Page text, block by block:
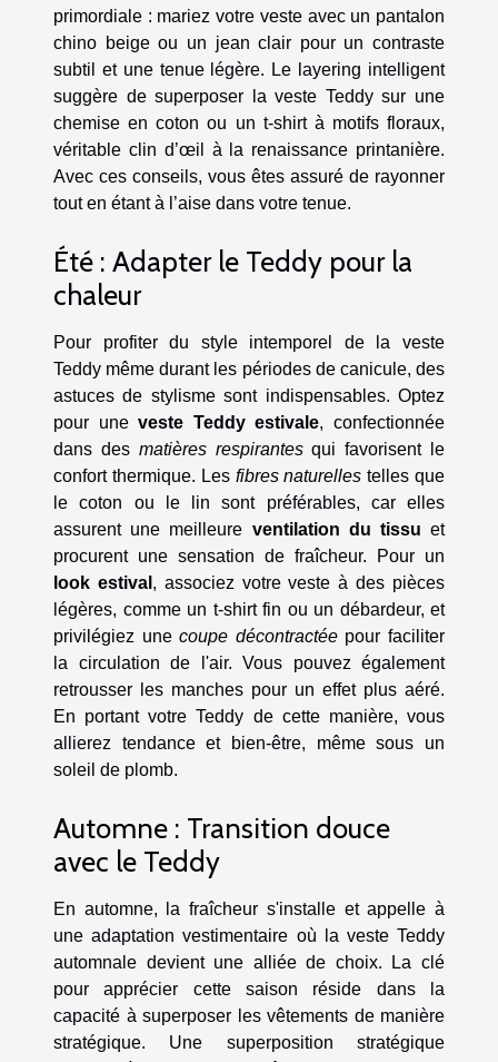
primordiale : mariez votre veste avec un pantalon
chino beige ou un jean clair pour un contraste
subtil et une tenue légère. Le layering intelligent
suggère de superposer la veste Teddy sur une
chemise en coton ou un t-shirt à motifs floraux,
véritable clin d’œil à la renaissance printanière.
Avec ces conseils, vous êtes assuré de rayonner
tout en étant à l’aise dans votre tenue.
Été : Adapter le Teddy pour la
chaleur
Pour profiter du style intemporel de la veste
Teddy même durant les périodes de canicule, des
astuces de stylisme sont indispensables. Optez
pour uneveste Teddy estivale, confectionnée
dans des matières respirantesqui favorisent le
confort thermique. Les fibres naturelles telles que
le coton ou le lin sont préférables, car elles
assurent une meilleure ventilation du tissu et
procurent une sensation de fraîcheur. Pour un
look estival , associez votre veste à des pièces
légères, comme un t-shirt fin ou un débardeur, et
privilégiez unecoupe décontractéepour faciliter
la circulation de l'air. Vous pouvez également
retrousser les manches pour un effet plus aéré.
En portant votre Teddy de cette manière, vous
allierez tendance et bien-être, même sous un
soleil de plomb.
Automne : Transition douce
avec le Teddy
En automne, la fraîcheur s'installe et appelle à
une adaptation vestimentaire où la veste Teddy
automnale devient une alliée de choix. La clé
pour apprécier cette saison réside dans la
capacité à superposer les vêtements de manière
stratégique. Une superposition stratégique